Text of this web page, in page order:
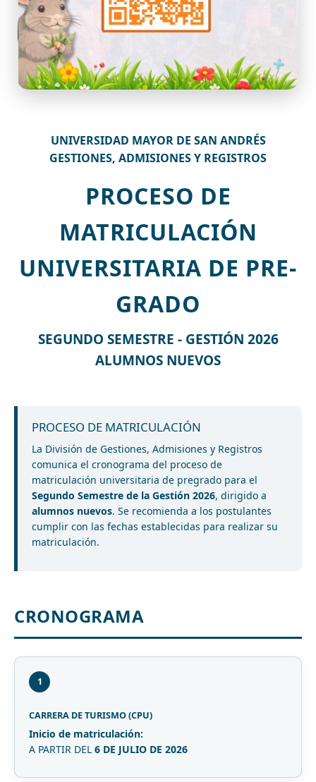
UNIVERSIDAD MAYOR DE SAN ANDRÉS
GESTIONES, ADMISIONES Y REGISTROS
PROCESO DE
MATRICULACIÓN
UNIVERSITARIA DE PRE-
GRADO
SEGUNDO SEMESTRE - GESTIÓN 2026
ALUMNOS NUEVOS
PROCESO DE MATRICULACIÓN
La División de Gestiones, Admisiones y Registros
comunica el cronograma del proceso de
matriculación universitaria de pregrado para el
Segundo Semestre de la Gestión 2026, dirigido a
alumnos nuevos. Se recomienda a los postulantes
cumplir con las fechas establecidas para realizar su
matriculación.
CRONOGRAMA
1
CARRERA DE TURISMO (CPU)
Inicio de matriculación:
A PARTIR DEL 6 DE JULIO DE 2026